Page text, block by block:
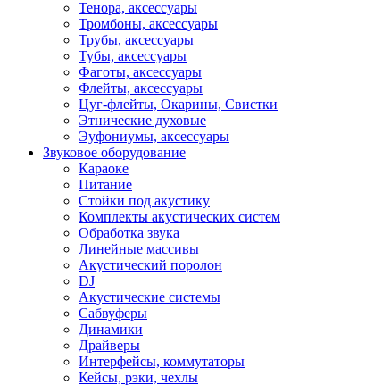
Тенора, аксессуары
Тромбоны, аксессуары
Трубы, аксессуары
Тубы, аксессуары
Фаготы, аксессуары
Флейты, аксессуары
Цуг-флейты, Окарины, Свистки
Этнические духовые
Эуфониумы, аксессуары
Звуковое оборудование
Караоке
Питание
Стойки под акустику
Комплекты акустических систем
Обработка звука
Линейные массивы
Акустический поролон
DJ
Акустические системы
Сабвуферы
Динамики
Драйверы
Интерфейсы, коммутаторы
Кейсы, рэки, чехлы